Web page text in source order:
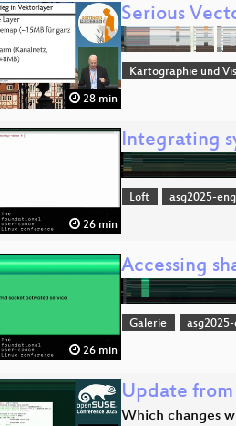
28 min
Serious
Kartographie und
26 min
Integrating
Loft asg2025-eng
26 min
Accessing
Galerie
Update
Which changes